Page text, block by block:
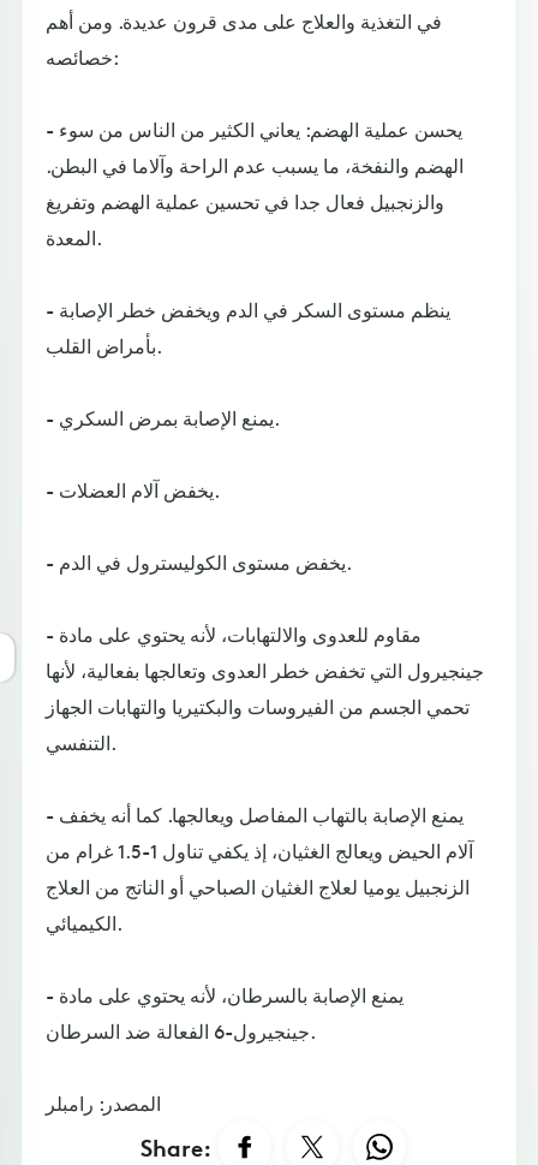
في التغذية والعلاج على مدى قرون عديدة. ومن أهم
خصائصه:
- يحسن عملية الهضم: يعاني الكثير من الناس من سوء
الهضم والنفخة، ما يسبب عدم الراحة وآلاما في البطن.
والزنجبيل فعال جدا في تحسين عملية الهضم وتفريغ
المعدة.
- ينظم مستوى السكر في الدم ويخفض خطر الإصابة
بأمراض القلب.
- يمنع الإصابة بمرض السكري.
- يخفض آلام العضلات.
- يخفض مستوى الكوليسترول في الدم.
- مقاوم للعدوى والالتهابات، لأنه يحتوي على مادة
جينجيرول التي تخفض خطر العدوى وتعالجها بفعالية، لأنها
تحمي الجسم من الفيروسات والبكتيريا والتهابات الجهاز
التنفسي.
- يمنع الإصابة بالتهاب المفاصل ويعالجها. كما أنه يخفف
آلام الحيض ويعالج الغثيان، إذ يكفي تناول 1-1.5 غرام من
الزنجبيل يوميا لعلاج الغثيان الصباحي أو الناتج من العلاج
الكيميائي.
- يمنع الإصابة بالسرطان، لأنه يحتوي على مادة
جينجيرول-6 الفعالة ضد السرطان.
المصدر: رامبلر
Share: